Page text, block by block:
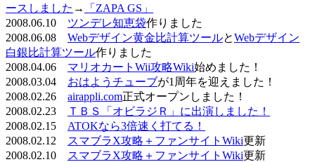
ースしました →
「ZAPA GS」
2008.06.10 ツンデレ知恵袋作りました
2008.06.08 Webデザイン黄金比計算ツールとWebデザイン
白銀比計算ツール作りました
2008.04.06 マリオカートWii攻略Wiki始めました！
2008.03.04 おはようチューブが1周年を迎えました！
2008.02.26 airappli.com正式オープンしました！
2008.02.23
ＴＢＳ「オビラジＲ」に出演しました！
2008.02.15 ATOKなら3倍速く打てる！
2008.02.12
スマブラX攻略＋ファンサイトWiki更新
2008.02.10
スマブラX攻略＋ファンサイトWiki更新